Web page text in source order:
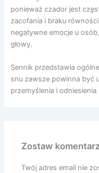
ponieważ czador jest
zacofania i braku
negatywne emocje u
głowy.
Sennik przedstawia
snu zawsze powinna być
przemyślenia i
Zostaw
Twój adres email nie